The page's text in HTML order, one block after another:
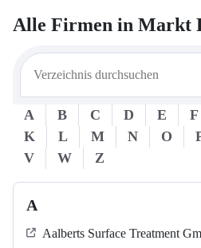
Alle Firmen in Markt
A B C D E F
K
L M N O
V
W Z
A
Aalberts Surface Treatment